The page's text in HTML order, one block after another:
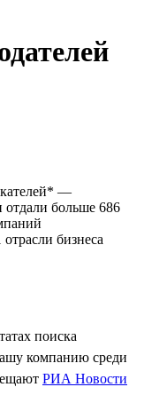
—
больше 686
бизнеса
поиска
компанию среди
РИА Новости